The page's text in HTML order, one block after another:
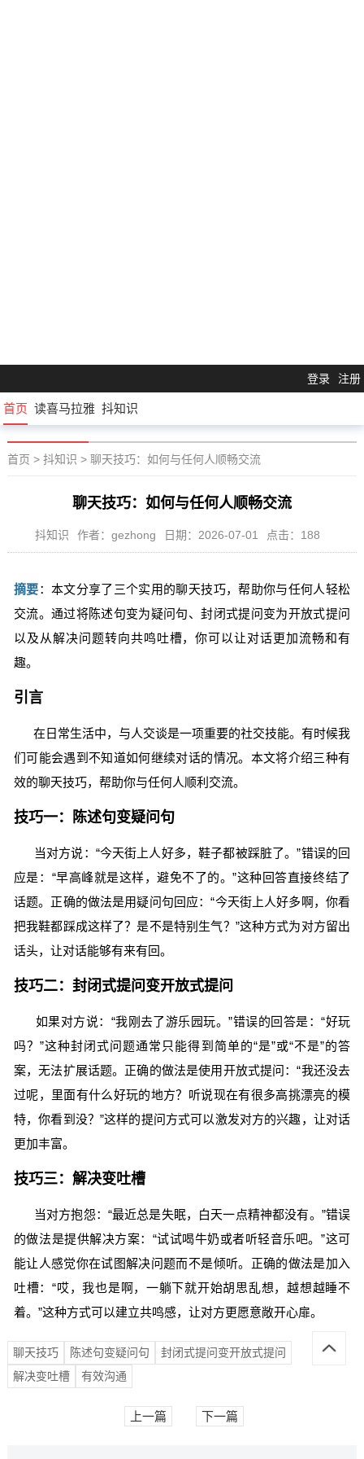
登录 注册
首页 读喜马拉雅 抖知识
首页 > 抖知识 > 聊天技巧：如何与任何人顺畅交流
聊天技巧：如何与任何人顺畅交流
抖知识 作者：gezhong 日期：2026-07-01 点击：188
摘要：本文分享了三个实用的聊天技巧，帮助你与任何人轻松
交流。通过将陈述句变为疑问句、封闭式提问变为开放式提问
以及从解决问题转向共鸣吐槽，你可以让对话更加流畅和有
趣。
引言
在日常生活中，与人交谈是一项重要的社交技能。有时候我
们可能会遇到不知道如何继续对话的情况。本文将介绍三种有
效的聊天技巧，帮助你与任何人顺利交流。
技巧一：陈述句变疑问句
当对方说：“今天街上人好多，鞋子都被踩脏了。”错误的回
应是：“早高峰就是这样，避免不了的。”这种回答直接终结了
话题。正确的做法是用疑问句回应：“今天街上人好多啊，你看
把我鞋都踩成这样了？是不是特别生气？”这种方式为对方留出
话头，让对话能够有来有回。
技巧二：封闭式提问变开放式提问
如果对方说：“我刚去了游乐园玩。”错误的回答是：“好玩
吗？”这种封闭式问题通常只能得到简单的“是”或“不是”的答
案，无法扩展话题。正确的做法是使用开放式提问：“我还没去
过呢，里面有什么好玩的地方？听说现在有很多高挑漂亮的模
特，你看到没？”这样的提问方式可以激发对方的兴趣，让对话
更加丰富。
技巧三：解决变吐槽
当对方抱怨：“最近总是失眠，白天一点精神都没有。”错误
的做法是提供解决方案：“试试喝牛奶或者听轻音乐吧。”这可
能让人感觉你在试图解决问题而不是倾听。正确的做法是加入
吐槽：“哎，我也是啊，一躺下就开始胡思乱想，越想越睡不
着。”这种方式可以建立共鸣感，让对方更愿意敞开心扉。
聊天技巧 陈述句变疑问句
封闭式提问变开放式提问
解决变吐槽
有效沟通
上一篇 下一篇